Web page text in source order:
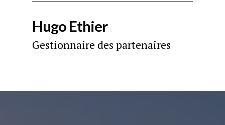
Hugo Ethier
Gestionnaire des partenaires